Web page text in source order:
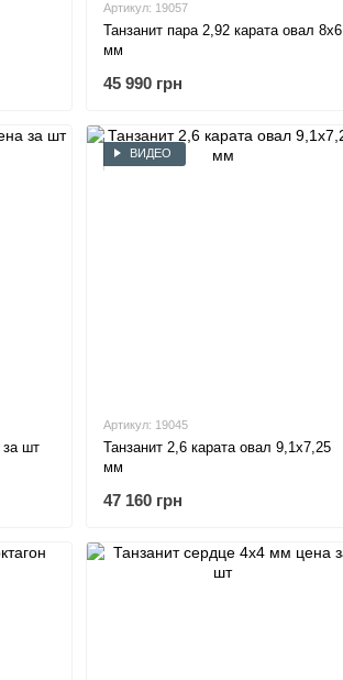
Артикул: 19057
Танзанит пара 2,92 карата овал 8х6
мм
45 990 грн
за шт
ВИДЕО
Артикул: 19045
Танзанит 2,6 карата овал 9,1х7,25
мм
47 160 грн